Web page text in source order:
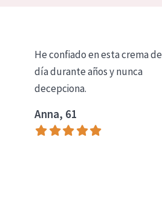
He confiado en esta crema de
día durante años y nunca
decepciona.
Anna, 61